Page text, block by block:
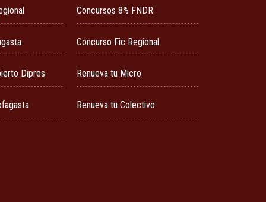
Dipres
Concursos 8% FNDR
Concurso Fic Regional
Renueva tu Micro
Renueva tu Colectivo